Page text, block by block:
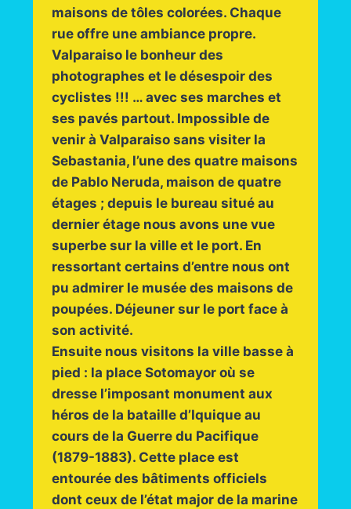
maisons de tôles colorées. Chaque
rue offre une ambiance propre.
Valparaiso le bonheur des
photographes et le désespoir des
cyclistes !!! … avec ses marches et
ses pavés partout. Impossible de
venir à Valparaiso sans visiter la
Sebastania, l’une des quatre maisons
de Pablo Neruda, maison de quatre
étages ; depuis le bureau situé au
dernier étage nous avons une vue
superbe sur la ville et le port. En
ressortant certains d’entre nous ont
pu admirer le musée des maisons de
poupées. Déjeuner sur le port face à
son activité.
Ensuite nous visitons la ville basse à
pied : la place Sotomayor où se
dresse l’imposant monument aux
héros de la bataille d’Iquique au
cours de la Guerre du Pacifique
(1879-1883). Cette place est
entourée des bâtiments officiels
dont ceux de l’état major de la marine